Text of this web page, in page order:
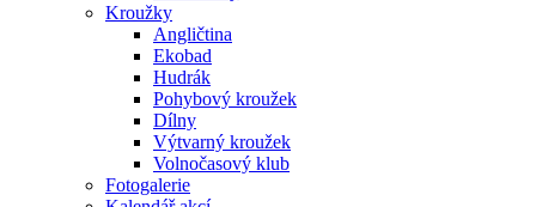
Kroužky
Angličtina
Ekobad
Hudrák
Pohybový kroužek
Dílny
Výtvarný kroužek
Volnočasový klub
Fotogalerie